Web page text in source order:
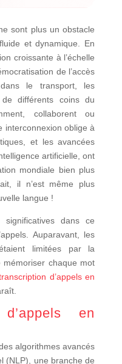
sont plus un obstacle
et dynamique. En
croissante à l’échelle
de l’accès
le transport, les
différents coins du
collaborent ou
interconnexion oblige à
et les avancées
artificielle, ont
mondiale bien plus
il n’est même plus
langue !
significatives dans ce
Auparavant, les
limitées par la
chaque mot
d’appels en
en
algorithmes avancés
(NLP), une branche de